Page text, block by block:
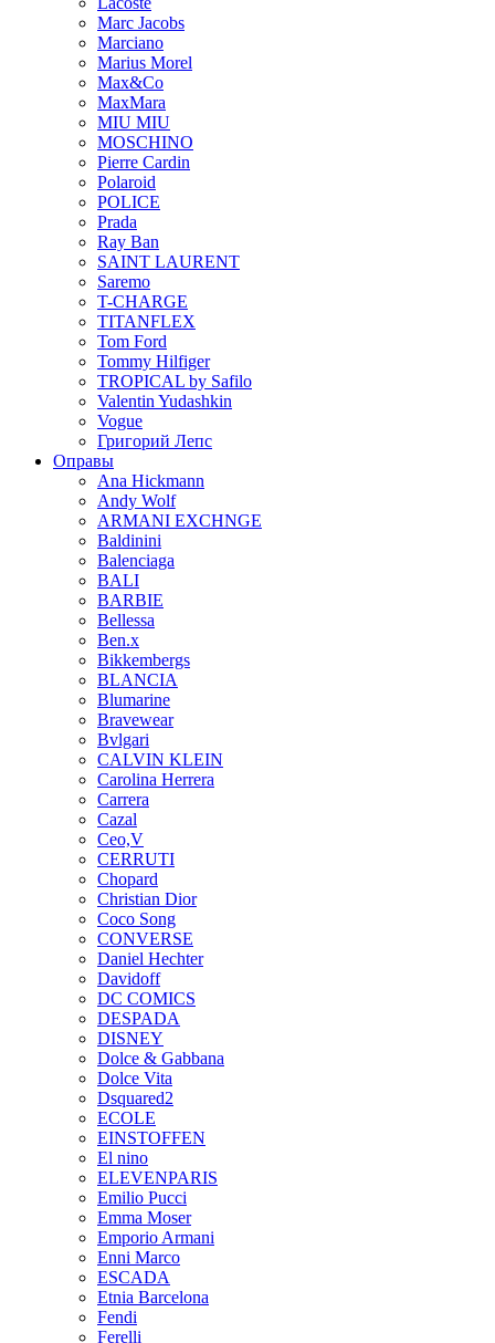
Marc Jacobs
Marciano
Marius Morel
Max&Co
MaxMara
MIU MIU
MOSCHINO
Pierre Cardin
Polaroid
POLICE
Prada
Ray Ban
SAINT LAURENT
Saremo
T-CHARGE
TITANFLEX
Tom Ford
Tommy Hilfiger
TROPICAL by Safilo
Valentin Yudashkin
Vogue
Григорий Лепс
Оправы
Ana Hickmann
Andy Wolf
ARMANI EXCHNGE
Baldinini
Balenciaga
BALI
BARBIE
Bellessa
Ben.x
Bikkembergs
BLANCIA
Blumarine
Bravewear
Bvlgari
CALVIN KLEIN
Carolina Herrera
Carrera
Cazal
Ceo,V
CERRUTI
Chopard
Christian Dior
Coco Song
CONVERSE
Daniel Hechter
Davidoff
DC COMICS
DESPADA
DISNEY
Dolce & Gabbana
Dolce Vita
Dsquared2
ECOLE
EINSTOFFEN
El nino
ELEVENPARIS
Emilio Pucci
Emma Moser
Emporio Armani
Enni Marco
ESCADA
Etnia Barcelona
Fendi
Ferelli